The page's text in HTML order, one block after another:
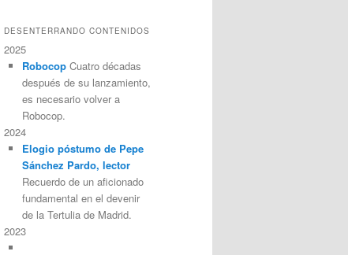
DESENTERRANDO CONTENIDOS
2025
RobocopCuatro décadas
después de su lanzamiento,
es necesario volver a
Robocop.
2024
Elogio póstumo de Pepe
Sánchez Pardo, lector
Recuerdo de un aficionado
fundamental en el devenir
de la Tertulia de Madrid.
2023